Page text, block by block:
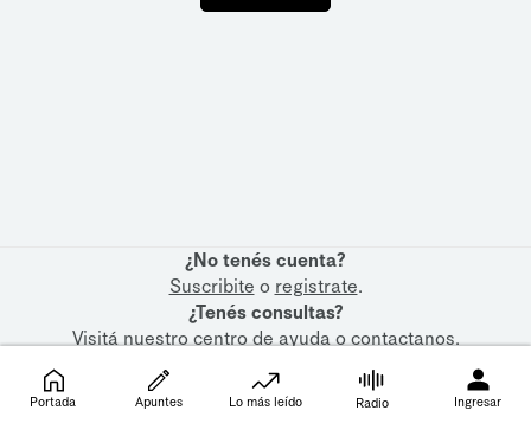
¿No tenés cuenta?
Suscribite o registrate.
¿Tenés consultas?
Visitá nuestrocentro de ayudaocontactanos.
Portada Apuntes Lo más leído Radio Ingresar